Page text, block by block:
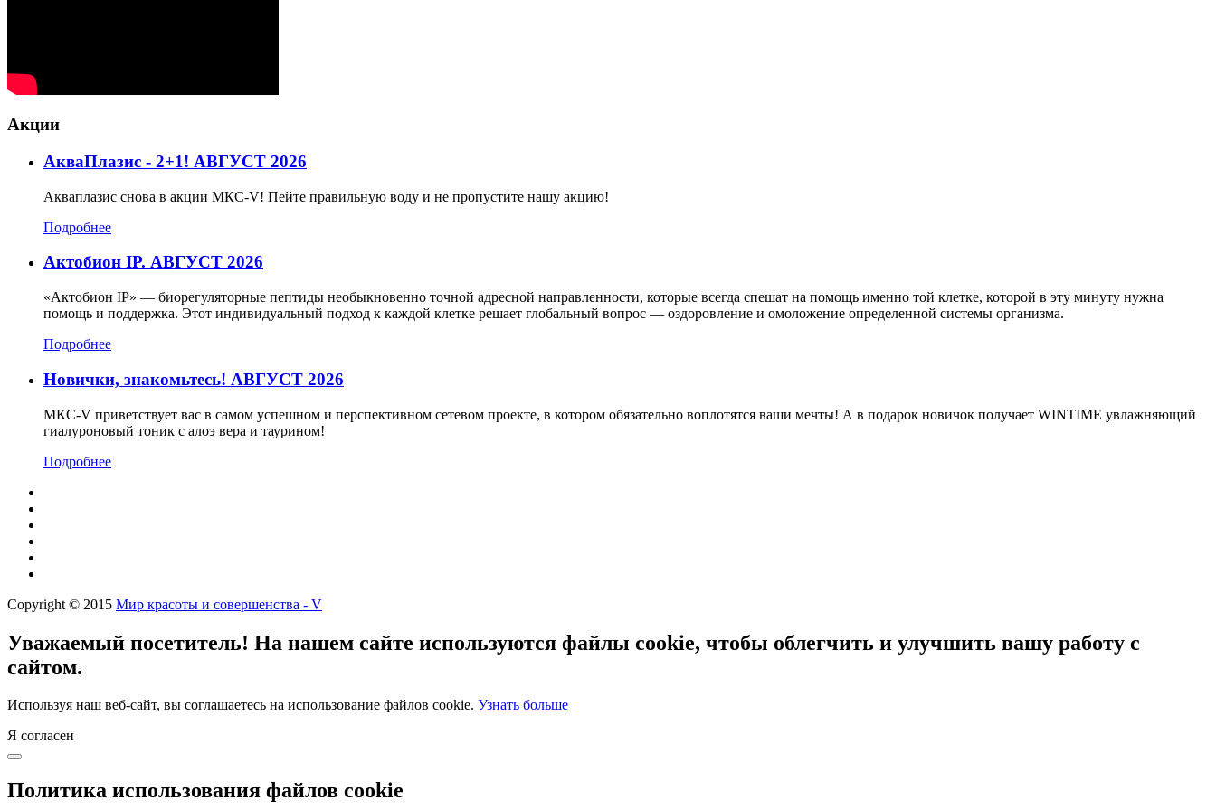
Акции
АкваПлазис - 2+1! АВГУСТ 2026
Акваплазис снова в акции МКС-V! Пейте правильную воду и не пропустите нашу акцию!
Подробнее
Актобион IP. АВГУСТ 2026
«Актобион IP» — биорегуляторные пептиды необыкновенно точной адресной направленности, которые всегда спешат на помощь именно той клетке, которой в эту минуту нужна
помощь и поддержка. Этот индивидуальный подход к каждой клетке решает глобальный вопрос — оздоровление и омоложение определенной системы организма.
Подробнее
Новички, знакомьтесь! АВГУСТ 2026
МКС-V приветствует вас в самом успешном и перспективном сетевом проекте, в котором обязательно воплотятся ваши мечты! А в подарок новичок получает WINTIME увлажняющий
гиалуроновый тоник с алоэ вера и таурином!
Подробнее
Copyright © 2015 Мир красоты и совершенства - V
Уважаемый посетитель! На нашем сайте используются файлы cookie, чтобы облегчить и улучшить вашу работу с
сайтом.
Используя наш веб-сайт, вы соглашаетесь на использование файлов cookie. Узнать больше
Я согласен
Политика использования файлов cookie